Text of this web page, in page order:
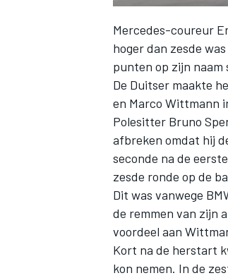
Mercedes-coureur
hoger dan zesde
punten op zijn naam
De Duitser maakte
en Marco Wittmann
Polesitter Bruno
afbreken omdat hij
seconde na de
zesde ronde op de
Dit was vanwege
de remmen van zijn
voordeel aan
Kort na de herstart
kon nemen. In de